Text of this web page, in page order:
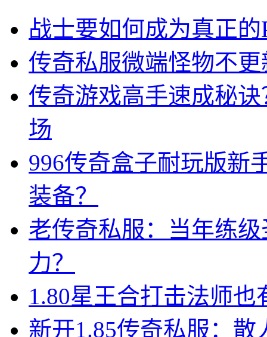
战士要如何成为真正
传奇私服微端怪物不
传奇游戏高手速成秘
场
996传奇盒子耐玩版新
装备？
老传奇私服：当年练
力？
1.80星王合打击法师也
新开1.85传奇私服：